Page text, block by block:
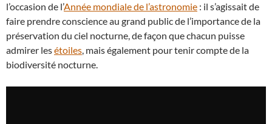
l’occasion de l’Année mondiale de l’astronomie : il s’agissait de
faire prendre conscience au grand public de l’importance de la
préservation du ciel nocturne, de façon que chacun puisse
admirer lesétoiles, mais également pour tenir compte de la
biodiversité nocturne.